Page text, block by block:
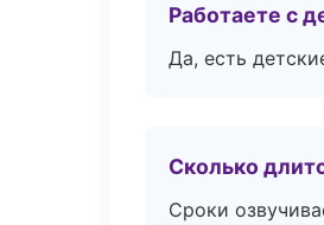
Работаете с
Да, есть
Сколько
Сроки